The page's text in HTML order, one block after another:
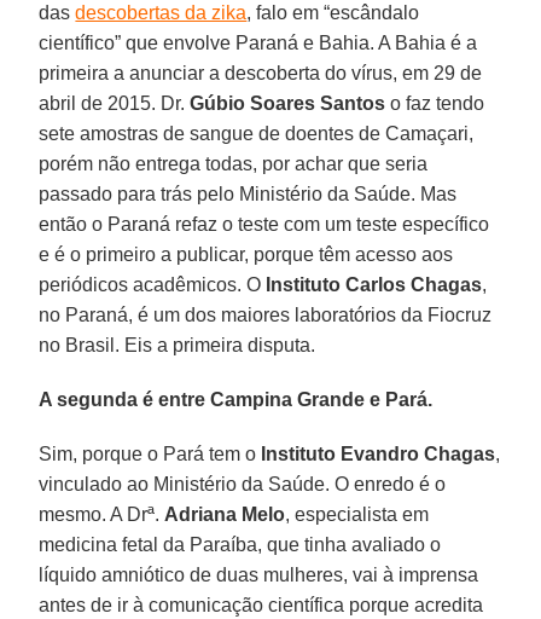
dasdescobertas da zika, falo em “escândalo
científico” que envolve Paraná e Bahia. A Bahia é a
primeira a anunciar a descoberta do vírus, em 29 de
abril de 2015. Dr. Gúbio Soares Santos o faz tendo
sete amostras de sangue de doentes de Camaçari,
porém não entrega todas, por achar que seria
passado para trás pelo Ministério da Saúde. Mas
então o Paraná refaz o teste com um teste específico
e é o primeiro a publicar, porque têm acesso aos
periódicos acadêmicos. O Instituto Carlos Chagas,
no Paraná, é um dos maiores laboratórios da Fiocruz
no Brasil. Eis a primeira disputa.
A segunda é entre Campina Grande e Pará.
Sim, porque o Pará tem o Instituto Evandro Chagas,
vinculado ao Ministério da Saúde. O enredo é o
mesmo. A Drª. Adriana Melo, especialista em
medicina fetal da Paraíba, que tinha avaliado o
líquido amniótico de duas mulheres, vai à imprensa
antes de ir à comunicação científica porque acredita